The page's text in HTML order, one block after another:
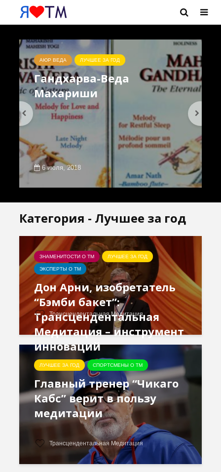
АЮР ВЕДА ЛУЧШЕЕ ЗА ГОД
Гандхарва-Веда
Махариши
6 июля, 2018
Категория - Лучшее за год
ЗНАМЕНИТОСТИ О ТМ ЛУЧШЕЕ ЗА ГОД
ЭКСПЕРТЫ О ТМ
Дон Арни, изобретатель
“Бэмби бакет”:
Трансцендентальная
Медитация – инструмент
инноваций
Трансцендентальная Медитация
ЛУЧШЕЕ ЗА ГОД СПОРТСМЕНЫ О ТМ
Главный тренер “Чикаго
Кабс” верит в пользу
медитации
Трансцендентальная Медитация